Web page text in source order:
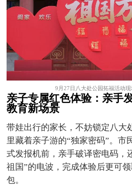
9月27日八大处公园拓福活动
亲子专属红色体验：亲手
教育新场景
带娃出行的家长，不妨锁定八
里藏着亲子游的“独家密码”。市
式发报机前，亲手破译密电码，
祖国”的电波，完成体验后更可
包。